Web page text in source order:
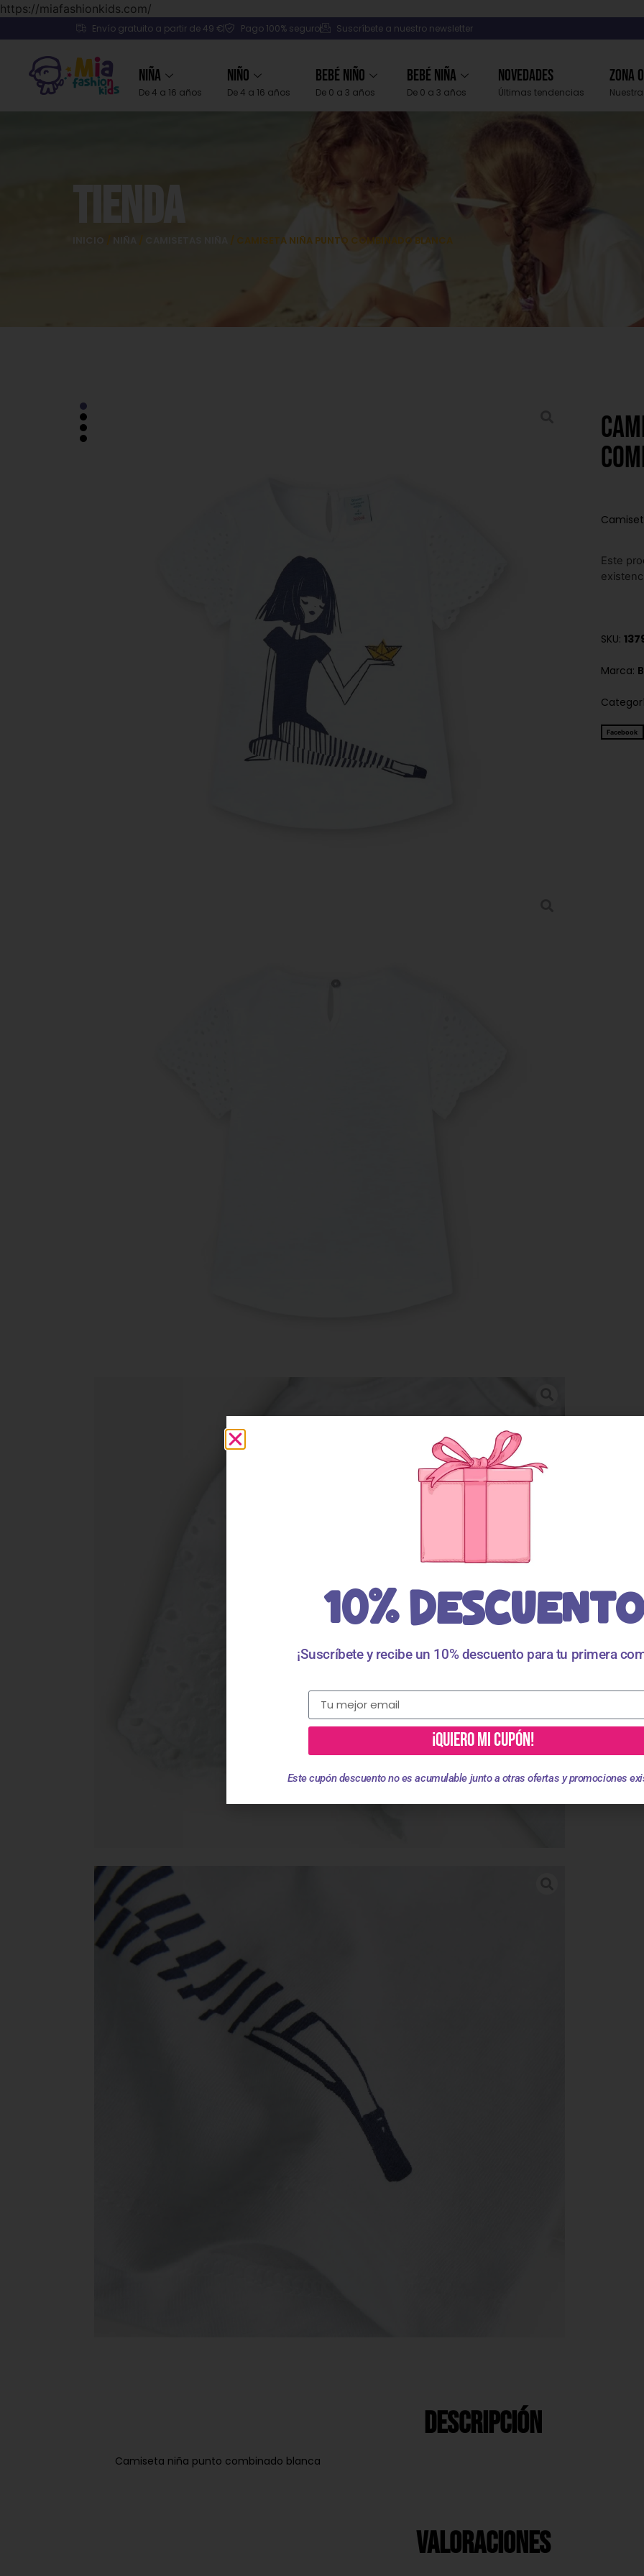
https://miafashionkids.com/
Envío gratuito a partir de 49 € Pago 100% seguro Suscríbete a nuestro newsletter
Niña
De 4 a 16 años
Niño
De 4 a 16 años
Bebé Niño
De 0 a 3 años
Bebé Niña
De 0 a 3 años
Novedades
Últimas tendencias
Zona
Tienda
INICIO / NIÑA / / CAMISETA NIÑA PUNTO COMBINADO BLANCA
Este
SKU:
Marca:
Facebook
Descripción
Camiseta niña punto combinado blanca
Valoraciones
10% DESCUENTO
¡Suscríbete y recibe un 10% descuento para tu primera
¡QUIERO MI CUPÓN!
Este cupón descuento no es acumulable junto a otras ofertas y promociones